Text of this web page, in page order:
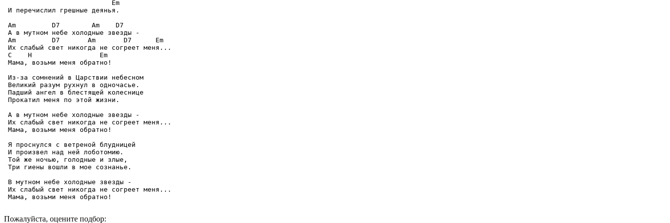
                           Em
И перечислил грешные деянья.
Am         D7        Am    D7
А в мутном небе холодные звезды -
Am         D7       Am       D7      Em
Их слабый свет никогда не согреет меня...
C    H                 Em
Мама, возьми меня обратно!
Из-за сомнений в Царствии небесном
Великий разум рухнул в одночасье.
Падший ангел в блестящей колеснице
Прокатил меня по этой жизни.
А в мутном небе холодные звезды -
Их слабый свет никогда не согреет меня...
Мама, возьми меня обратно!
Я проснулся с ветреной блудницей
И произвел над ней лоботомию.
Той же ночью, голодные и злые,
Три гиены вошли в мое сознанье.
В мутном небе холодные звезды -
Их слабый свет никогда не согреет меня...
Мама, возьми меня обратно!
Пожалуйста, оцените подбор: